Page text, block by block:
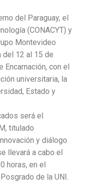
del Paraguay, el
(CONACYT) y
Montevideo
del 12 al 15 de
con el
universitaria, la
Estado y
será el
titulado
y diálogo
llevará a cabo el
horas, en el
de la UNI.